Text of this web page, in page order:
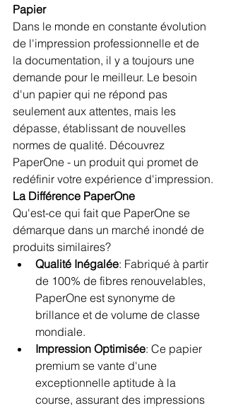
Papier
Dans le monde en constante évolution
de l'impression professionnelle et de
la documentation, il y a toujours une
demande pour le meilleur. Le besoin
d'un papier qui ne répond pas
seulement aux attentes, mais les
dépasse, établissant de nouvelles
normes de qualité. Découvrez
PaperOne - un produit qui promet de
redéfinir votre expérience d'impression.
La Différence PaperOne
Qu'est-ce qui fait que PaperOne se
démarque dans un marché inondé de
produits similaires?
Qualité Inégalée: Fabriqué à partir
de 100% de fibres renouvelables,
PaperOne est synonyme de
brillance et de volume de classe
mondiale.
Impression Optimisée: Ce papier
premium se vante d'une
exceptionnelle aptitude à la
course, assurant des impressions